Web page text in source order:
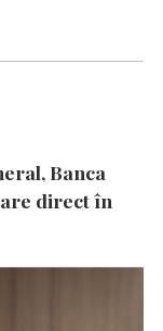
Banca
direct în